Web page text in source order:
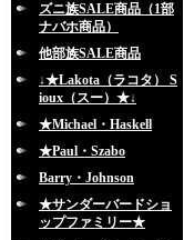
ズニ族SALE商品（1部
ナバホ商品）
他部族SALE商品
↓★Lakota（ラコタ） S
ioux（スー）★↓
★Michael・Haskell
★Paul・Szabo
Barry・Johnson
★サンダーバードショ
ップファミリー★